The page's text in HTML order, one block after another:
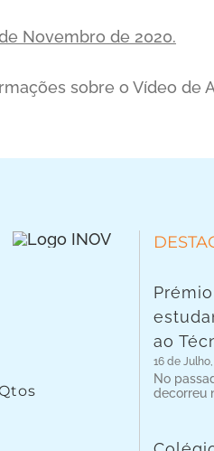
Novembro de 2020.
sobre o Vídeo de
ao
16 de
No
decorreu